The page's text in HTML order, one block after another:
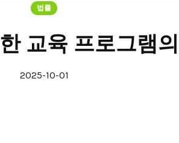
법률
교육 프로그램
2025-10-01